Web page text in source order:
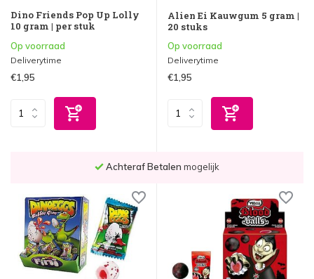
Dino Friends Pop Up Lolly
10 gram | per stuk
Op voorraad
Deliverytime
€1,95
Alien Ei Kauwgum 5 gram |
20 stuks
Op voorraad
Deliverytime
€1,95
Voor 23.59 uur